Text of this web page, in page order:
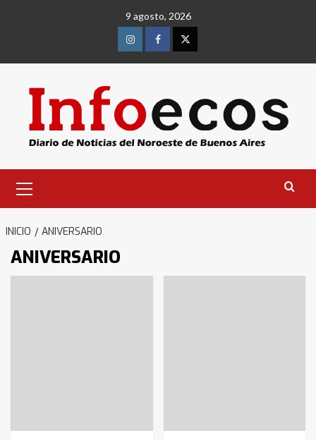
9 agosto, 2026
InstagramFacebookTwitter
primario
INICIO ANIVERSARIO
ANIVERSARIO